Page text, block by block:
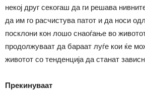
некој друг секогаш да ги решава
да им го расчистува патот и да носи
посклони кон лошо снаоѓање во
продолжуваат да бараат луѓе кои ќе
животот со тенденција да станат
Прекинуваат